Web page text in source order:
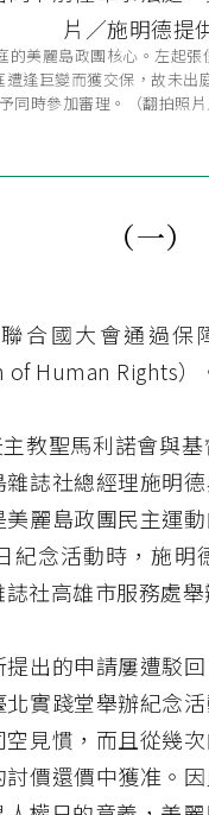
的美麗島政團核心。左起
逢巨變而獲交保，故未
同時參加審理。（翻拍照片
（一）
合國大會通過保
of Human Rights）
教聖馬利諾會與
誌社總經理施明
麗島政團民主運
紀念活動時，施
社高雄市服務處舉
出的申請屢遭駁
實踐堂舉辦紀念
見慣，而且從幾
價還價中獲准。